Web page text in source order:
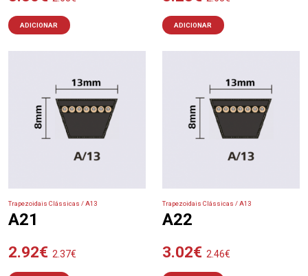
ADICIONAR ADICIONAR
Trapezoidais Clássicas / A13
A21
2.92€ 2.37€
Trapezoidais Clássicas / A13
A22
3.02€ 2.46€